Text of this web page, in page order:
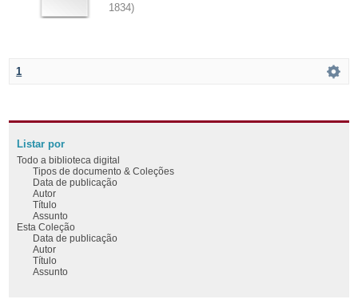
1834)
1
Listar por
Todo a biblioteca digital
Tipos de documento & Coleções
Data de publicação
Autor
Título
Assunto
Esta Coleção
Data de publicação
Autor
Título
Assunto